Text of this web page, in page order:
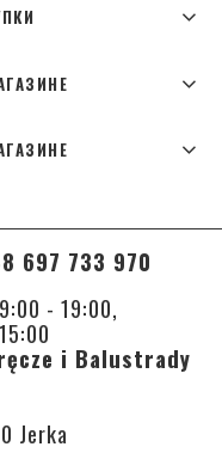
697 733 970
- 19:00,
i Balustrady
Jerka